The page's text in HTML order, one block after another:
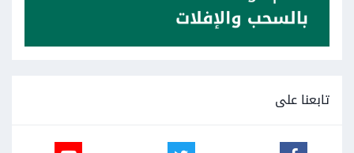
تابعنا على